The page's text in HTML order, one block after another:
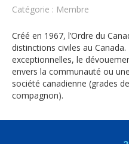
Catégorie : Membre
Créé en 1967, l’Ordre du
distinctions civiles au
exceptionnelles, le
envers la communauté ou
société canadienne (grades
compagnon).